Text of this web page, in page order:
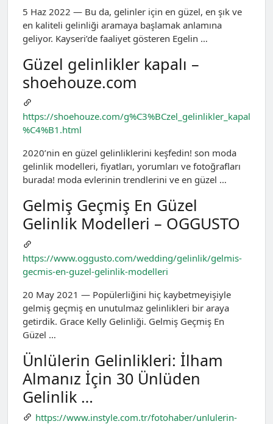
5 Haz 2022 — Bu da, gelinler için en güzel, en şık ve
en kaliteli gelinliği aramaya başlamak anlamına
geliyor. Kayseri’de faaliyet gösteren Egelin …
Güzel gelinlikler kapalı –
shoehouze.com
https://shoehouze.com/g%C3%BCzel_gelinlikler_kapal
%C4%B1.html
2020’nin en güzel gelinliklerini keşfedin! son moda
gelinlik modelleri, fiyatları, yorumları ve fotoğrafları
burada! moda evlerinin trendlerini ve en güzel …
Gelmiş Geçmiş En Güzel
Gelinlik Modelleri – OGGUSTO
https://www.oggusto.com/wedding/gelinlik/gelmis-
gecmis-en-guzel-gelinlik-modelleri
20 May 2021 — Popülerliğini hiç kaybetmeyişiyle
gelmiş geçmiş en unutulmaz gelinlikleri bir araya
getirdik. Grace Kelly Gelinliği. Gelmiş Geçmiş En
Güzel …
Ünlülerin Gelinlikleri: İlham
Almanız İçin 30 Ünlüden
Gelinlik …
https://www.instyle.com.tr/fotohaber/unlulerin-